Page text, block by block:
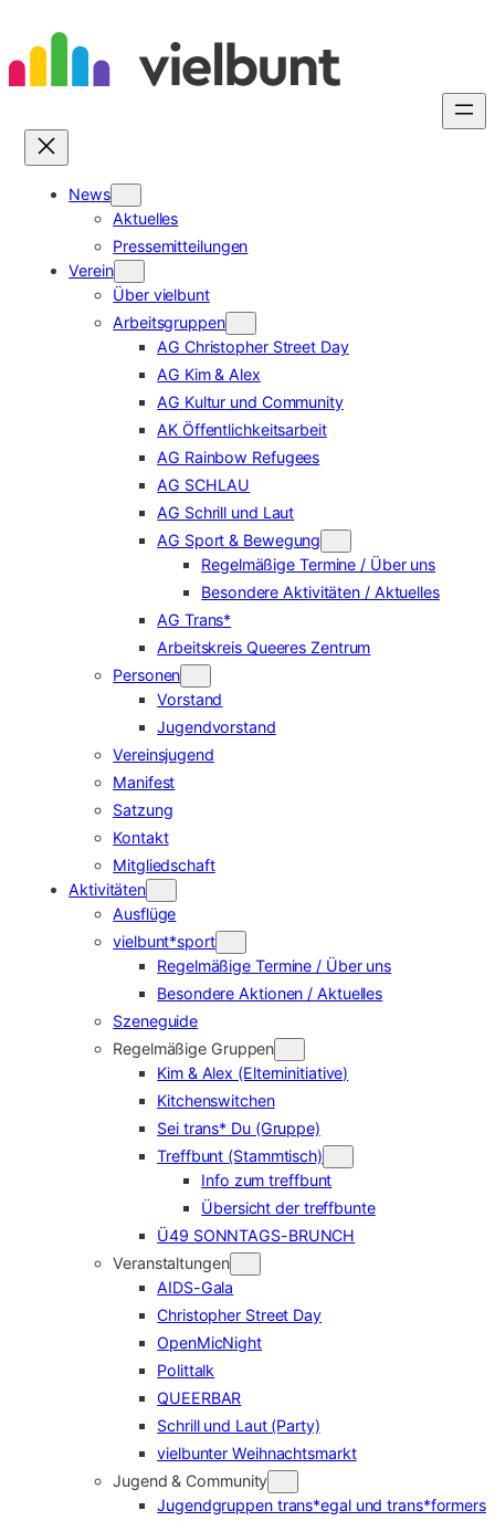
Inhalt
springen
News
Aktuelles
Pressemitteilungen
Verein
Über vielbunt
Arbeitsgruppen
AG Christopher Street Day
AG Kim & Alex
AG Kultur und Community
AK Öffentlichkeitsarbeit
AG Rainbow Refugees
AG SCHLAU
AG Schrill und Laut
AG Sport & Bewegung
Regelmäßige Termine / Über uns
Besondere Aktivitäten / Aktuelles
AG Trans*
Arbeitskreis Queeres Zentrum
Personen
Vorstand
Jugendvorstand
Vereinsjugend
Manifest
Satzung
Kontakt
Mitgliedschaft
Aktivitäten
Ausflüge
vielbunt*sport
Regelmäßige Termine / Über uns
Besondere Aktionen / Aktuelles
Szeneguide
Regelmäßige Gruppen
Kim & Alex (Elterninitiative)
Kitchenswitchen
Sei trans* Du (Gruppe)
Treffbunt (Stammtisch)
Info zum treffbunt
Übersicht der treffbunte
Ü49 SONNTAGS-BRUNCH
Veranstaltungen
AIDS-Gala
Christopher Street Day
OpenMicNight
Polittalk
QUEERBAR
Schrill und Laut (Party)
vielbunter Weihnachtsmarkt
Jugend & Community
Jugendgruppen trans*egal und trans*formers